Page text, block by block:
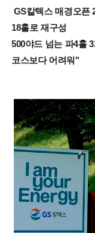
GS칼텍스 매경오픈
18홀로 재구성
500야드 넘는 파4홀
코스보다 어려워"